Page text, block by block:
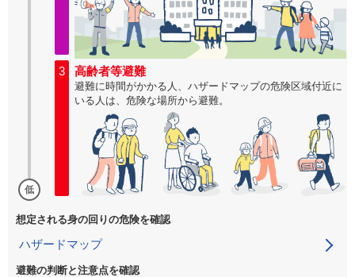
低
3 高齢者等避難
避難に時間がかかる人、ハザードマップの危険区域付近に
いる人は、危険な場所から避難。
想定される身の回りの危険を確認
ハザードマップ
避難の判断と注意点を確認